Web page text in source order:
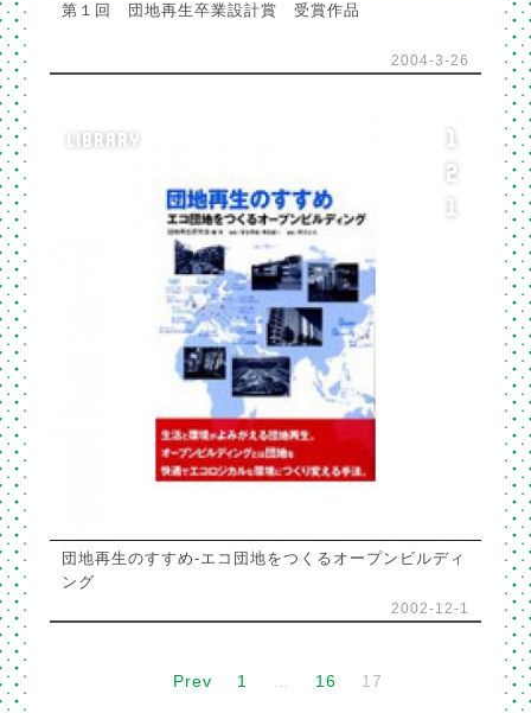
第１回 団地再生卒業設計賞 受賞作品
2004-3-26
LIBRARY
1
2
1
団地再生のすすめ-エコ団地をつくるオープンビルディ
ング
2002-12-1
Prev 1 … 16 17